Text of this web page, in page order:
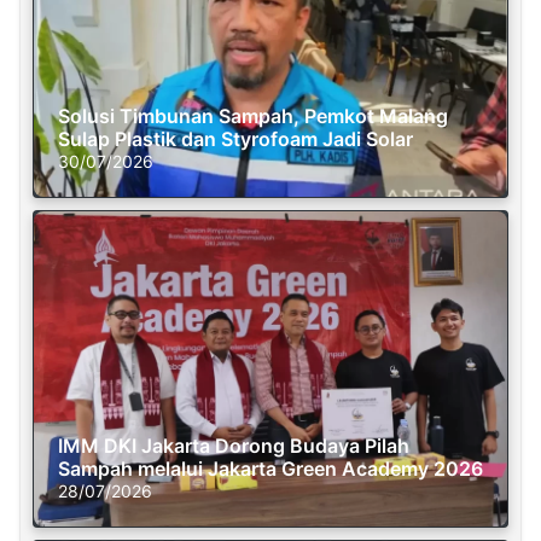
Solusi Timbunan Sampah, Pemkot Malang
Sulap Plastik dan Styrofoam Jadi Solar
30/07/2026
IMM DKI Jakarta Dorong Budaya Pilah
Sampah melalui Jakarta Green Academy 2026
28/07/2026